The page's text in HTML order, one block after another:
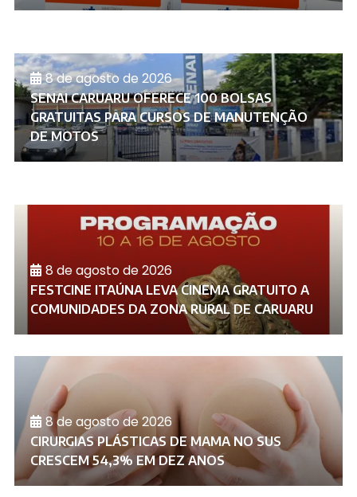
8 de agosto de 2026
SENAI CARUARU OFERECE 100 BOLSAS
GRATUITAS PARA CURSOS DE MANUTENÇÃO
DE MOTOS
8 de agosto de 2026
FESTCINE ITAÚNA LEVA CINEMA GRATUITO A
COMUNIDADES DA ZONA RURAL DE CARUARU
8 de agosto de 2026
CIRURGIAS PLÁSTICAS DE MAMA NO SUS
CRESCEM 54,3% EM DEZ ANOS